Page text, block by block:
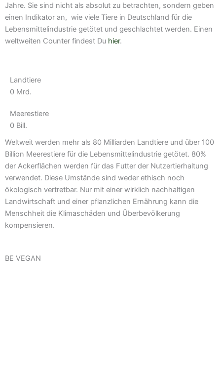
Jahre. Sie sind nicht als absolut zu betrachten, sondern geben
einen Indikator an, wie viele Tiere in Deutschland für die
Lebensmittelindustrie getötet und geschlachtet werden. Einen
weltweiten Counter findest Du hier.
Landtiere
0 Mrd.
Meerestiere
0 Bill.
Weltweit werden mehr als 80 Milliarden Landtiere und über 100
Billion Meerestiere für die Lebensmittelindustrie getötet. 80%
der Ackerflächen werden für das Futter der Nutzertierhaltung
verwendet. Diese Umstände sind weder ethisch noch
ökologisch vertretbar. Nur mit einer wirklich nachhaltigen
Landwirtschaft und einer pflanzlichen Ernährung kann die
Menschheit die Klimaschäden und Überbevölkerung
kompensieren.
BE VEGAN